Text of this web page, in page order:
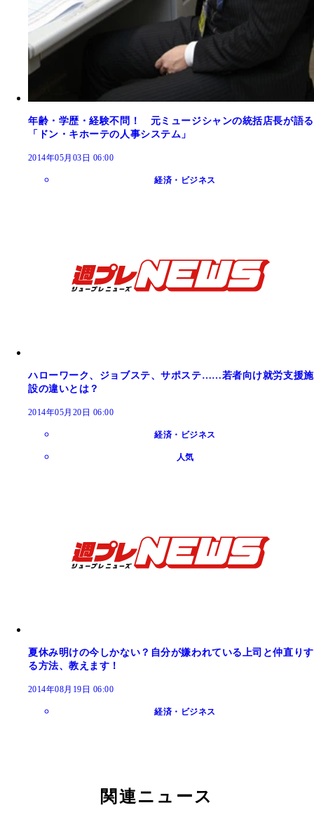
年齢・学歴・経験不問！ 元ミュージシャンの統括店長が語る
「ドン・キホーテの人事システム」
2014年05月03日 06:00
経済・ビジネス
ハローワーク、ジョブステ、サポステ……若者向け就労支援施
設の違いとは？
2014年05月20日 06:00
経済・ビジネス
人気
夏休み明けの今しかない？自分が嫌われている上司と仲直りす
る方法、教えます！
2014年08月19日 06:00
経済・ビジネス
関連ニュース